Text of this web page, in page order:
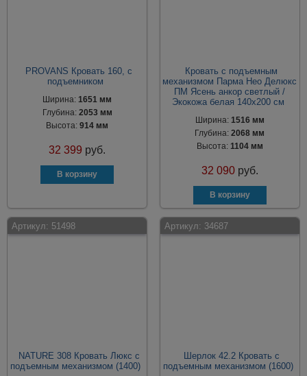
PROVANS Кровать 160, с
подъемником
Ширина:1651 мм
Глубина: 2053 мм
Высота:914 мм
32 399 руб.
Кровать с подъемным
механизмом Парма Нео Делюкс
ПМ Ясень анкор светлый /
Экокожа белая 140х200 см
Ширина: 1516 мм
Глубина:2068 мм
Высота: 1104 мм
32 090 руб.
Артикул: 51498
NATURE 308 Кровать Люкс с
подъемным механизмом (1400)
Артикул: 34687
Шерлок 42.2 Кровать с
подъемным механизмом (1600)